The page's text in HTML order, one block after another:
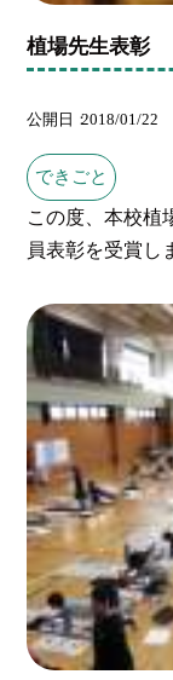
植場先生表彰
公開日 2018/01/22
できごと
この度、本校植
員表彰を受賞し